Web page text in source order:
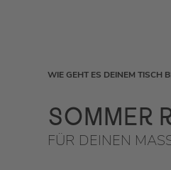
WIE GEHT ES DEINEM TISCH
SOMMER
FÜR DEINEN